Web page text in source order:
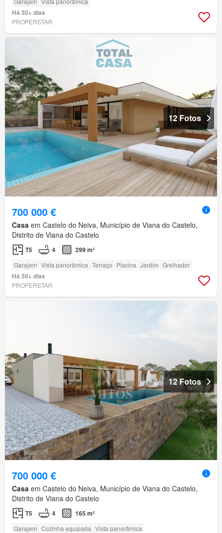
Há 30+ dias
PROPERSTAR
12 Fotos
700 000 €
Casa em Castelo do Neiva, Município de Viana do Castelo,
Distrito de Viana do Castelo
T5 4 299 m²
Garajem Vista panorâmica Terraço Piscina Jardim Grelhador
Há 30+ dias
PROPERSTAR
12 Fotos
700 000 €
Casa em Castelo do Neiva, Município de Viana do Castelo,
Distrito de Viana do Castelo
T5 4 165 m²
Garajem Cozinha equipada Vista panorâmica